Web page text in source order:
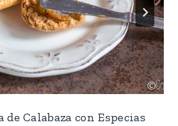
de Calabaza con Especias